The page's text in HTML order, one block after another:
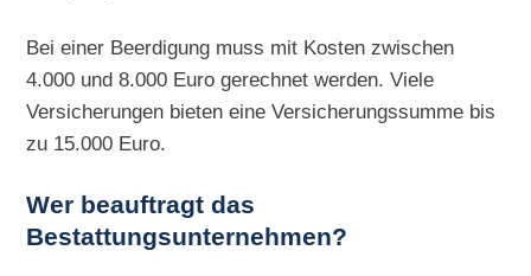
Bei einer Beerdigung muss mit Kosten zwischen
4.000 und 8.000 Euro gerechnet werden. Viele
Versicherungen bieten eine Versicherungssumme bis
zu 15.000 Euro.
Wer beauftragt das
Bestattungsunternehmen?